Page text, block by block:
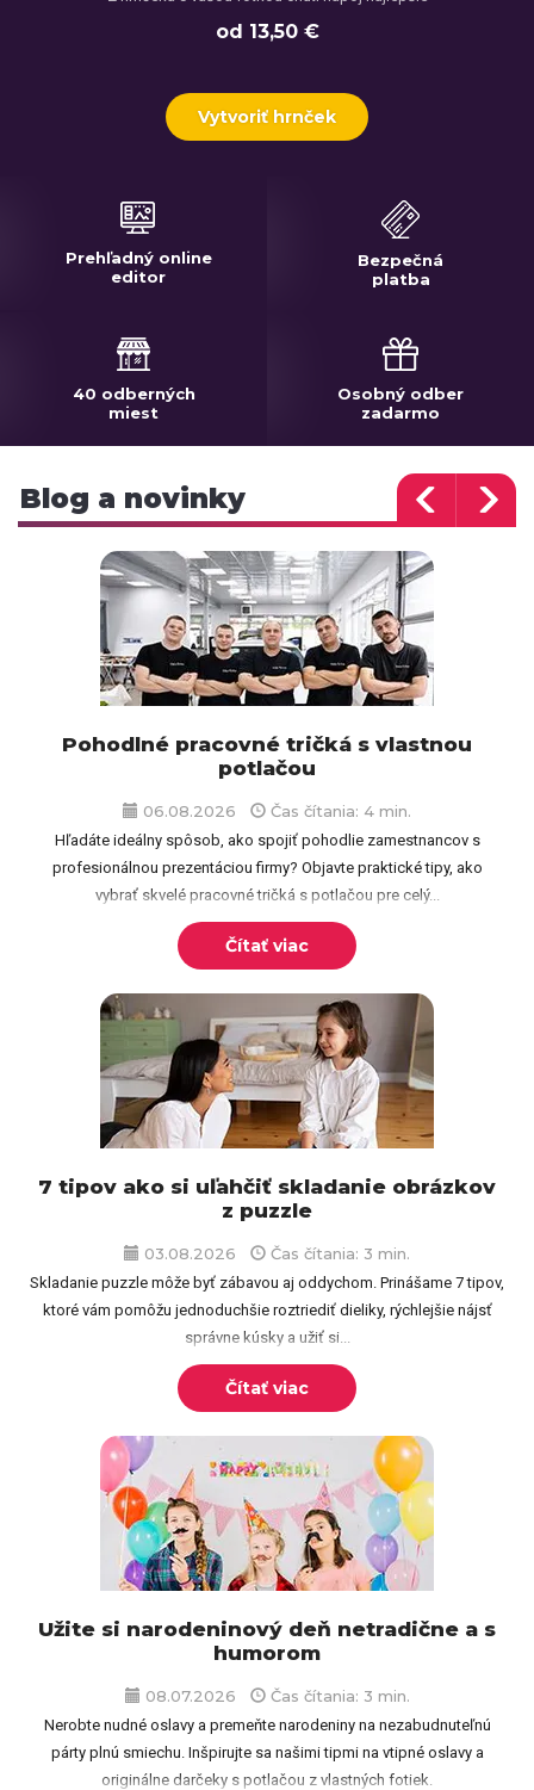
od 13,50 €
Vytvoriť hrnček
Prehľadný online
editor
Bezpečná
platba
40 odberných
miest
Osobný odber
zadarmo
Blog a novinky
Pohodlné pracovné tričká s vlastnou
potlačou
06.08.2026 Čas čítania: 4 min.
Hľadáte ideálny spôsob, ako spojiť pohodlie zamestnancov s
profesionálnou prezentáciou firmy? Objavte praktické tipy, ako
vybrať skvelé pracovné tričká s potlačou pre celý...
Čítať viac
7 tipov ako si uľahčiť skladanie obrázkov
z puzzle
03.08.2026 Čas čítania: 3 min.
Skladanie puzzle môže byť zábavou aj oddychom. Prinášame 7 tipov,
ktoré vám pomôžu jednoduchšie roztriediť dieliky, rýchlejšie nájsť
správne kúsky a užiť si...
Čítať viac
Užite si narodeninový deň netradične a s
humorom
08.07.2026 Čas čítania: 3 min.
Nerobte nudné oslavy a premeňte narodeniny na nezabudnuteľnú
párty plnú smiechu. Inšpirujte sa našimi tipmi na vtipné oslavy a
originálne darčeky s potlačou z vlastných fotiek.